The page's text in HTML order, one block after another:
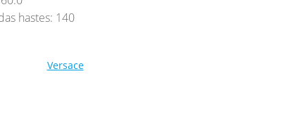
hastes: 140
Versace